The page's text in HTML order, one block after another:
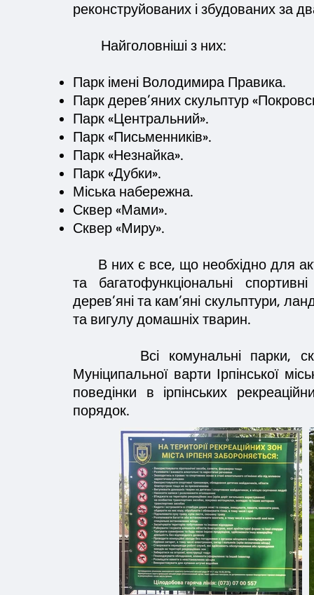
реконструйованих і збудованих за
Найголовніші з них:
Парк імені Володимира Правика.
Парк дерев’яних скульптур
Парк «Центральний».
Парк «Письменників».
Парк «Незнайка».
Парк «Дубки».
Міська набережна.
Сквер «Мами».
Сквер «Миру».
В них є все, що необхідно для
та багатофункціональні
дерев’яні та кам’яні скульптури,
та вигулу домашніх тварин.
Всі комунальні парки,
Муніципальної варти Ірпінської
поведінки в ірпінських
порядок.